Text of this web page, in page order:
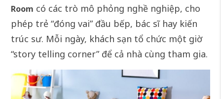
Room có các trò mô phỏng nghề nghiệp, cho
phép trẻ “đóng vai” đầu bếp, bác sĩ hay kiến
trúc sư. Mỗi ngày, khách sạn tổ chức một giờ
“story telling corner” để cả nhà cùng tham gia.